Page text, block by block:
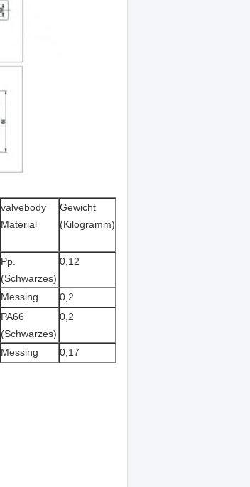
valvebody
Material
Gewicht
(Kilogramm)
Pp.
(Schwarzes)
0,12
Messing
0,2
PA66
(Schwarzes)
0,2
Messing 0,17